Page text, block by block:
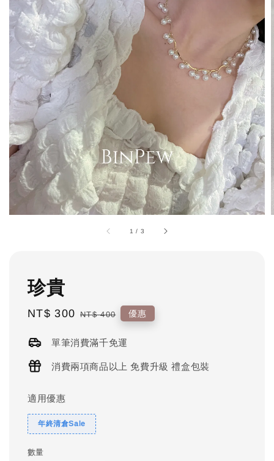
1 / 3
珍貴
Sale
NT$ 300 Regular
NT$ 400 優惠
單筆消費滿千免運
消費兩項商品以上 免費升級 禮盒包裝
適用優惠
年終清倉Sale
數量